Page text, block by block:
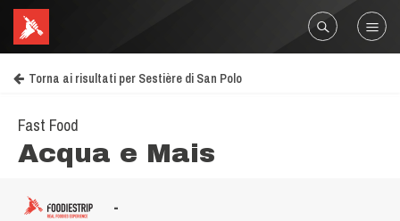
Torna ai risultati per Sestière di San Polo
Fast Food
Acqua e Mais
-